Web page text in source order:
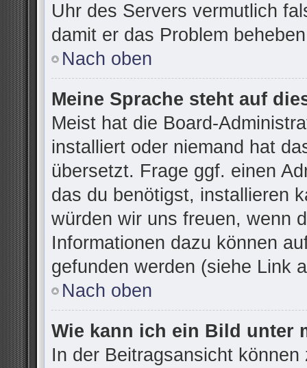
Uhr des Servers vermutlich
damit er das Problem
Nach oben
Meine Sprache steht auf
Meist hat die Board-
installiert oder niemand hat
übersetzt. Frage ggf. einen
das du benötigst, installieren
würden wir uns freuen, wenn
Informationen dazu können
gefunden werden (siehe Link
Nach oben
Wie kann ich ein Bild unter
In der Beitragsansicht